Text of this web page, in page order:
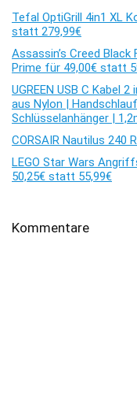
Tefal OptiGrill 4in1 XL
statt 279,99€
Assassin’s Creed
Prime für 49,00€ statt
UGREEN USB C Kabel
aus Nylon |
Schlüsselanhänger |
CORSAIR Nautilus 240
LEGO Star Wars
50,25€ statt 55,99€
Kommentare